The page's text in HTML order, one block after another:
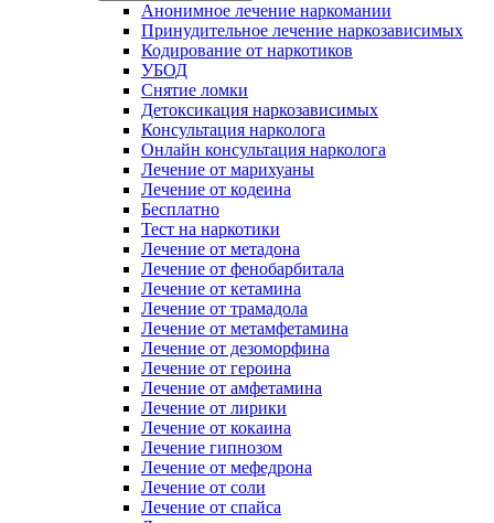
Анонимное лечение наркомании
Принудительное лечение наркозависимых
Кодирование от наркотиков
УБОД
Снятие ломки
Детоксикация наркозависимых
Консультация нарколога
Онлайн консультация нарколога
Лечение от марихуаны
Лечение от кодеина
Бесплатно
Тест на наркотики
Лечение от метадона
Лечение от фенобарбитала
Лечение от кетамина
Лечение от трамадола
Лечение от метамфетамина
Лечение от дезоморфина
Лечение от героина
Лечение от амфетамина
Лечение от лирики
Лечение от кокаина
Лечение гипнозом
Лечение от мефедрона
Лечение от соли
Лечение от спайса